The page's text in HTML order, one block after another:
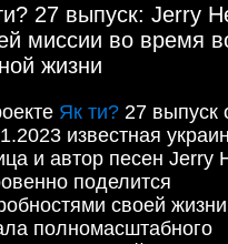
27 выпуск: Jerry
миссии во время
жизни
Як ти? 27 выпуск
известная
и автор песен Jerry
поделится
своей
полномасштабного